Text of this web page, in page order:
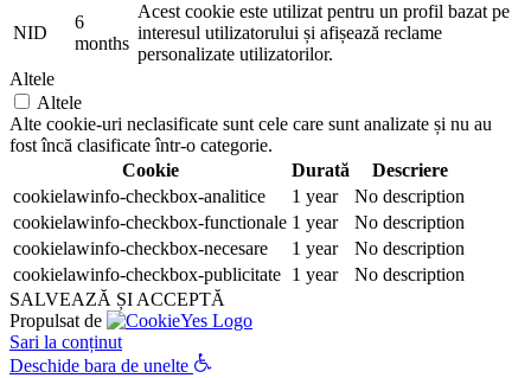
NID
6
months
Acest cookie este utilizat pentru un profil bazat pe
interesul utilizatorului și afișează reclame
personalizate utilizatorilor.
Altele
Altele
Alte cookie-uri neclasificate sunt cele care sunt analizate și nu au
fost încă clasificate într-o categorie.
Cookie
Durată
Descriere
cookielawinfo-checkbox-analitice
1 year
No description
cookielawinfo-checkbox-functionale 1 year
No description
cookielawinfo-checkbox-necesare
1 year
No description
cookielawinfo-checkbox-publicitate 1 year
No description
SALVEAZĂ ȘI ACCEPTĂ
Propulsat de
Sari la conținut
Deschide bara de unelte